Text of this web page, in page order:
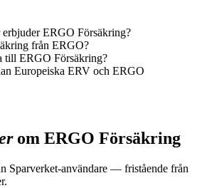
ERGO Försäkring?
från ERGO?
till ERGO Försäkring?
Europeiska ERV och ERGO
om ERGO Försäkring
Sparverket-användare — fristående från